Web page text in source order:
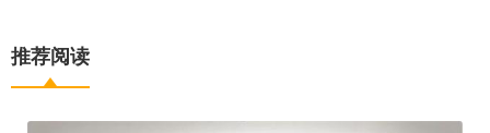
推荐阅读